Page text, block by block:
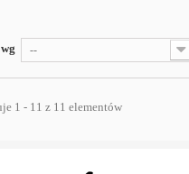
--
1 - 11 z 11 elementów